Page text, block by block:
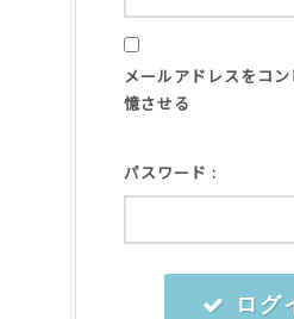
メールアドレスをコ
憶させる
パスワード :
ログ